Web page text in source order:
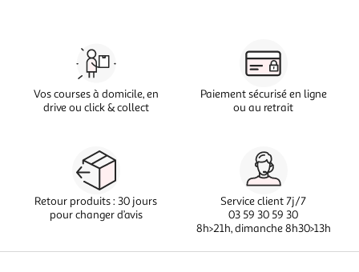
Vos courses à domicile, en
drive ou click & collect
Paiement sécurisé en ligne
ou au retrait
Retour produits : 30 jours
pour changer d’avis
Service client 7j/7
03 59 30 59 30
8h>21h, dimanche 8h30>13h